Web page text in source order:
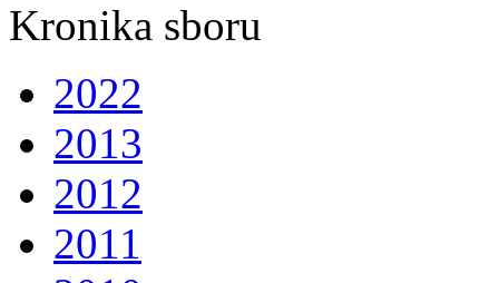
Kronika sboru
2022
2013
2012
2011